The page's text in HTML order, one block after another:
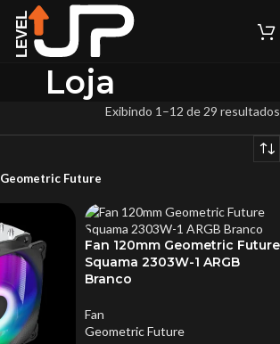
Loja
Exibindo 1–12 de 29 resultados
Geometric Future
Fan 120mm Geometric Future
Squama 2303W-1 ARGB
Branco
Fan
Geometric Future